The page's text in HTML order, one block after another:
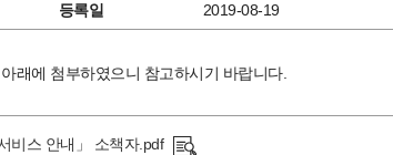
등록일 2019-08-19
래에 첨부하였으니 참고하시기 바랍니다.
비스 안내」 소책자.pdf